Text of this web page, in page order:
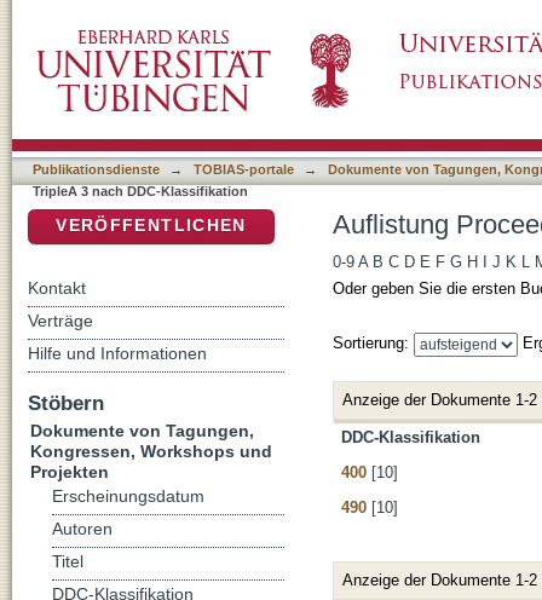
Publikationsdienste → TOBIAS-portale →
Dokumente von Tagungen,
TripleA 3 nach DDC-Klassifikation
Auflistung
0-9 A B C D E F G H J K L
Oder geben Sie die ersten
Sortierung:
Anzeige der Dokumente 1-2
DDC-Klassifikation
400 [10]
490 [10]
Anzeige der Dokumente 1-2
VERÖFFENTLICHEN
Kontakt
Verträge
Hilfe und Informationen
Stöbern
Dokumente von Tagungen,
Kongressen, Workshops und
Projekten
Erscheinungsdatum
Autoren
Titel
DDC-Klassifikation